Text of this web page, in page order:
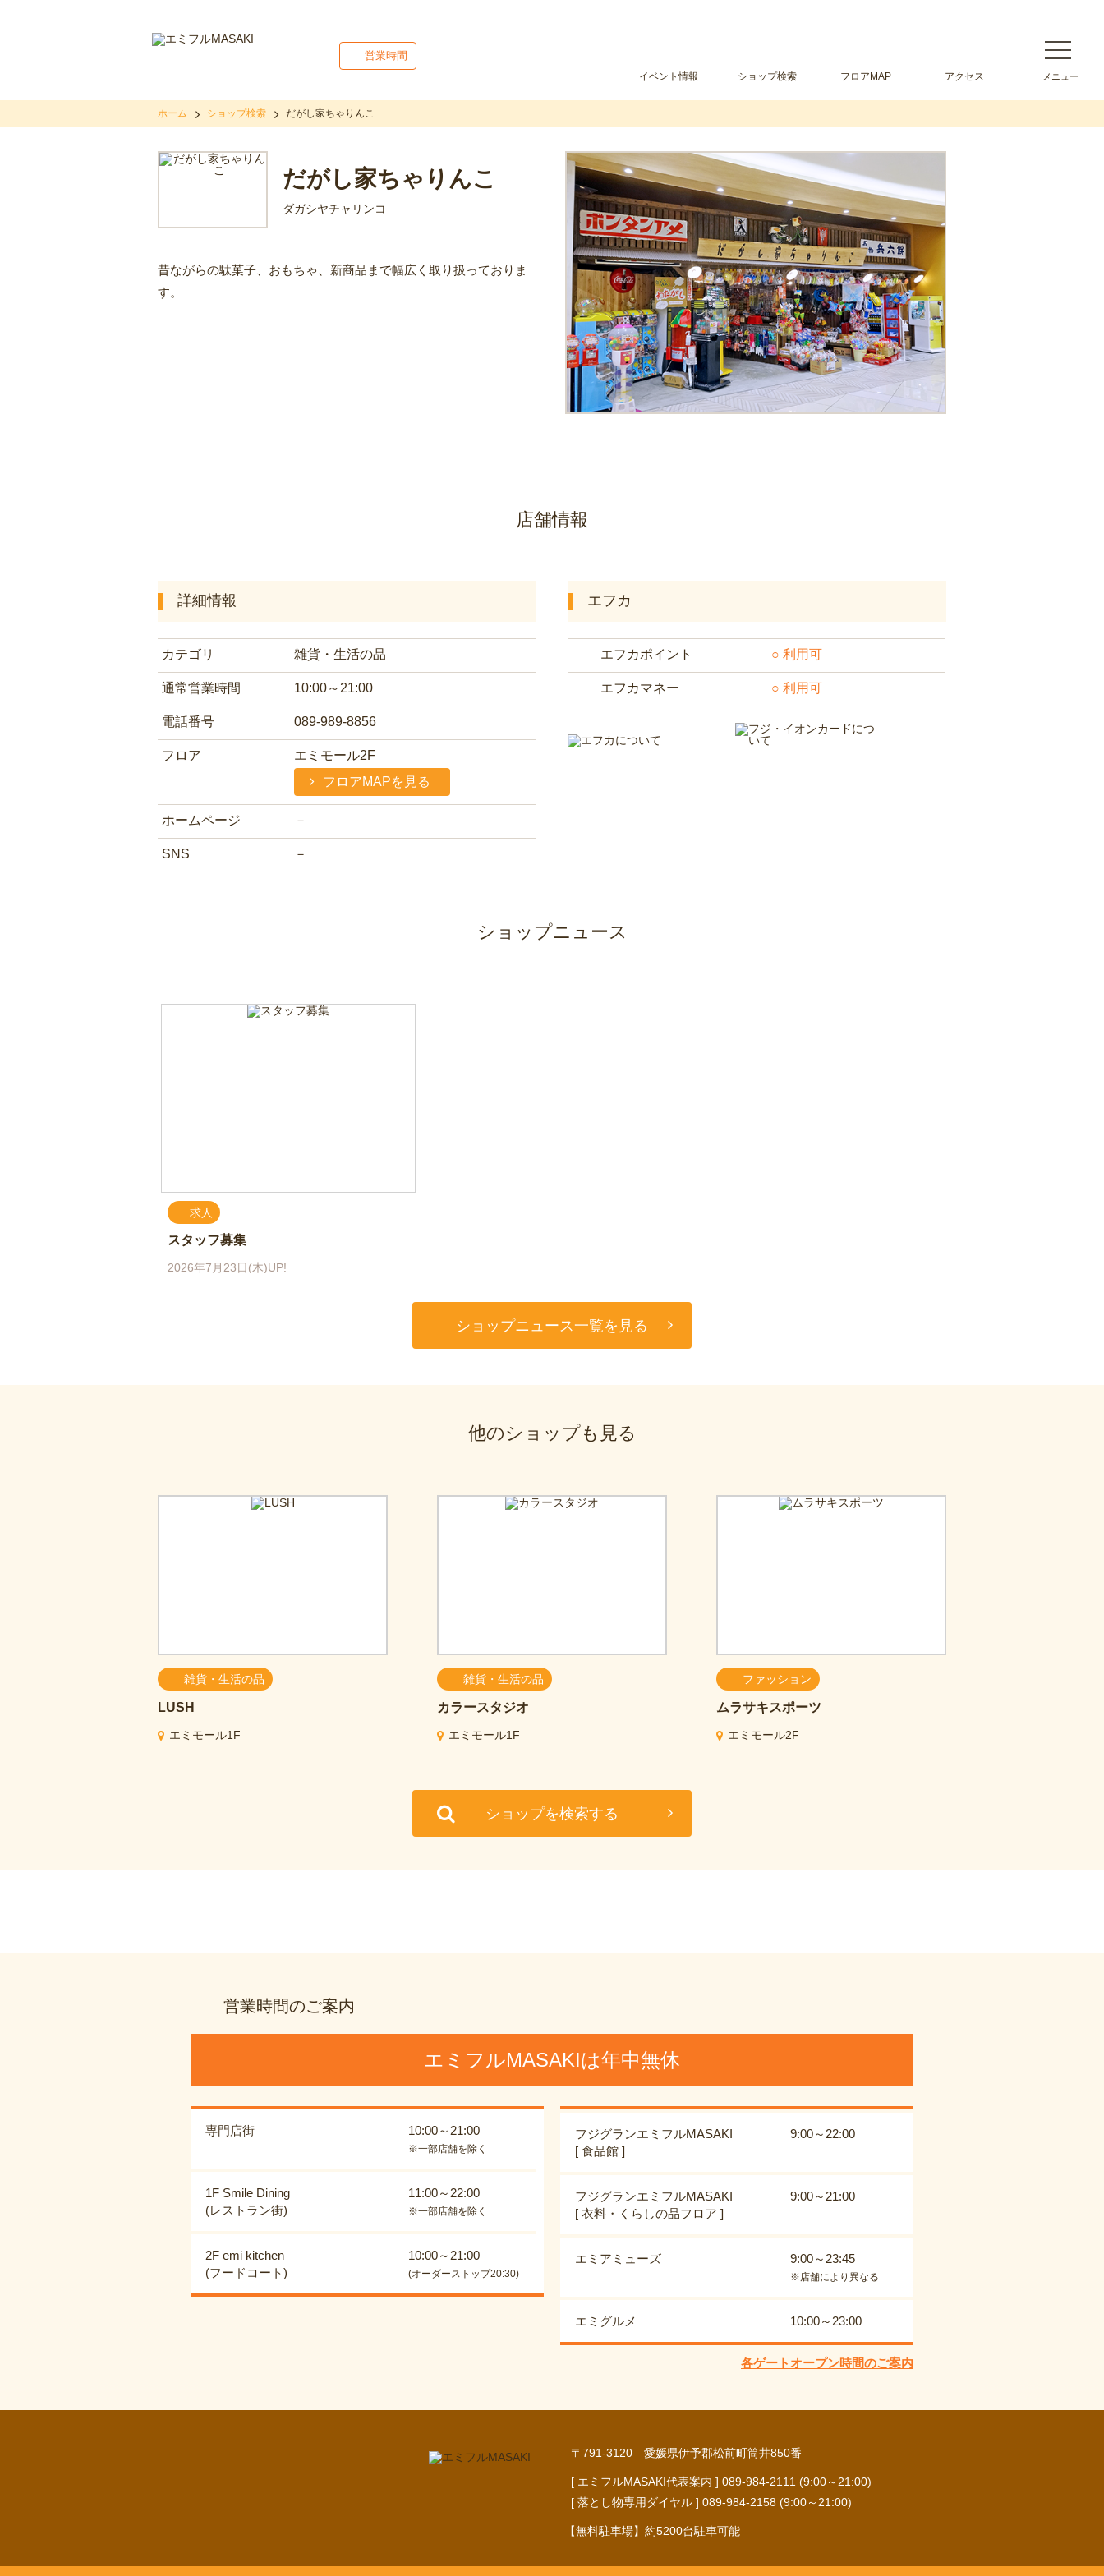
営業時間
イベント情報 ショップ検索 フロアMAP アクセス
ホーム ショップ検索 だがし家ちゃりんこ
だがし家ちゃりんこ
ダガシヤチャリンコ
昔ながらの駄菓子、おもちゃ、新商品まで幅広く取り扱っておりま
す。
店舗情報
詳細情報
カテゴリ 雑貨・生活の品
通常営業時間 10:00～21:00
電話番号 089-989-8856
フロア
エミモール2F
フロアMAPを見る
ホームページ －
SNS －
エフカ
エフカポイント ○ 利用可
エフカマネー ○ 利用可
ショップニュース
求人
スタッフ募集
2026年7月23日(木)UP!
ショップニュース一覧を見る
他のショップも見る
雑貨・生活の品
LUSH
エミモール1F
雑貨・生活の品
カラースタジオ
エミモール1F
ファッション
ムラサキスポーツ
エミモール2F
ショップを検索する
営業時間のご案内
エミフルMASAKIは年中無休
専門店街 10:00～21:00
※一部店舗を除く
1F Smile Dining
(レストラン街)
11:00～22:00
※一部店舗を除く
2F emi kitchen
(フードコート)
10:00～21:00
(オーダーストップ20:30)
フジグランエミフルMASAKI
[ 食品館 ]
9:00～22:00
フジグランエミフルMASAKI
[ 衣料・くらしの品フロア ]
9:00～21:00
エミアミューズ 9:00～23:45
※店舗により異なる
エミグルメ 10:00～23:00
各ゲートオープン時間のご案内
〒791-3120 愛媛県伊予郡松前町筒井850番
[ エミフルMASAKI代表案内 ] 089-984-2111 (9:00～21:00)
[ 落とし物専用ダイヤル ] 089-984-2158 (9:00～21:00)
【無料駐車場】約5200台駐車可能